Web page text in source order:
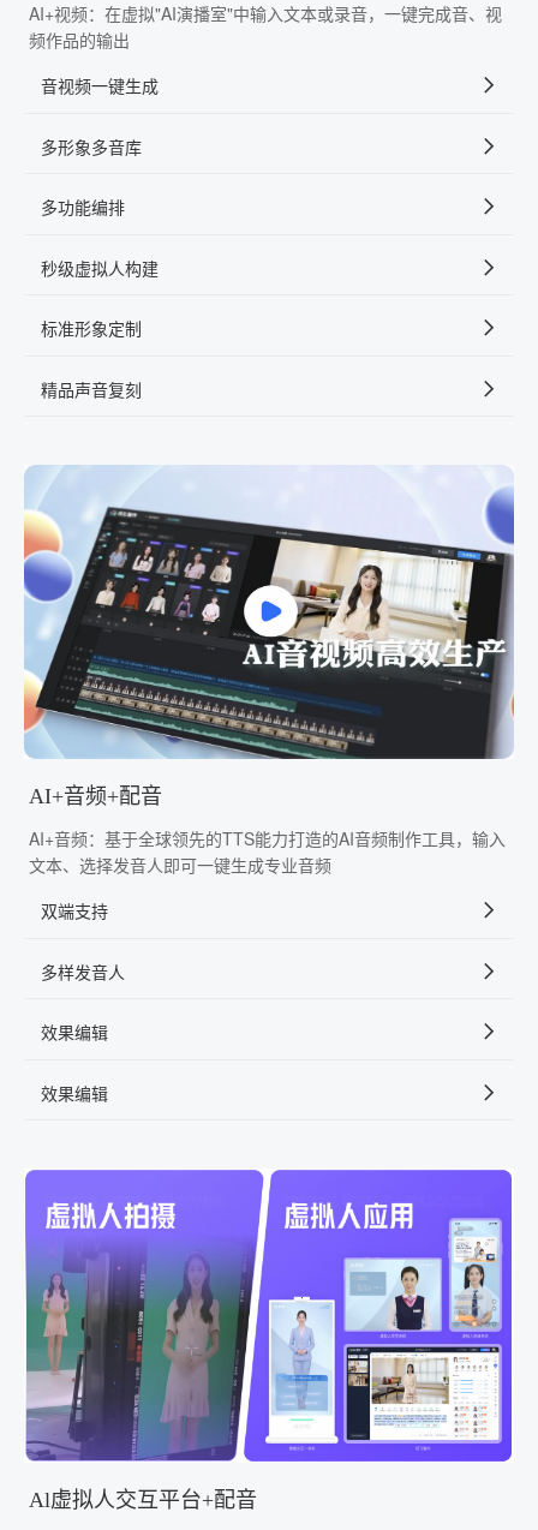
AI+视频：在虚拟"AI演播室"中输入文本或录音，一键完成音、视
频作品的输出
音视频一键生成
多形象多音库
多功能编排
秒级虚拟人构建
标准形象定制
精品声音复刻
AI+音频+配音
AI+音频：基于全球领先的TTS能力打造的AI音频制作工具，输入
文本、选择发音人即可一键生成专业音频
双端支持
多样发音人
效果编辑
效果编辑
Al虚拟人交互平台+配音